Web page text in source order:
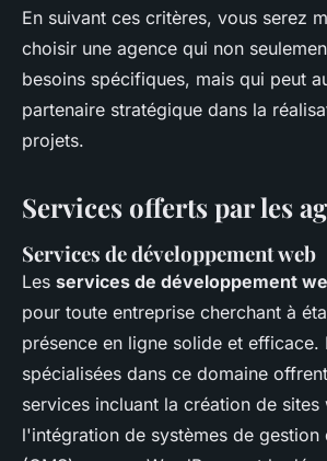
En suivant ces critères, vous serez
choisir une agence qui non
besoins spécifiques, mais qui peut
partenaire stratégique dans la
projets.
Services offerts par les
Services de développement web
Les services de développement
pour toute entreprise cherchant à
présence en ligne solide et efficace.
spécialisées dans ce domaine
services incluant la création de sites
l'intégration de systèmes de gestion